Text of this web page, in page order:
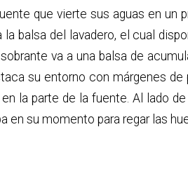
que vierte sus aguas en un
balsa del lavadero, el cual
va a una balsa de
su entorno con márgenes
la parte de la fuente. Al lado
en su momento para regar las